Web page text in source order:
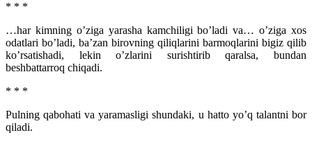
* * *
…har kimning o’ziga yarasha kamchiligi bo’ladi va… o’ziga xos
odatlari bo’ladi, ba’zan birovning qiliqlarini barmoqlarini bigiz qilib
ko’rsatishadi, lekin o’zlarini surishtirib qaralsa, bundan
beshbattarroq chiqadi.
* * *
Pulning qabohati va yaramasligi shundaki, u hatto yo’q talantni bor
qiladi.